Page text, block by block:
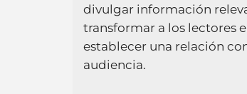
divulgar información
transformar a los lectores
establecer una relación
audiencia.